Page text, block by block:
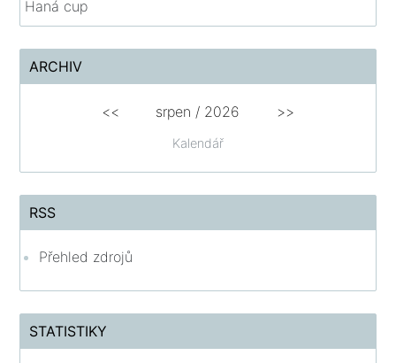
Haná cup
ARCHIV
Kalendář
<< srpen / 2026 >>
RSS
Přehled zdrojů
STATISTIKY